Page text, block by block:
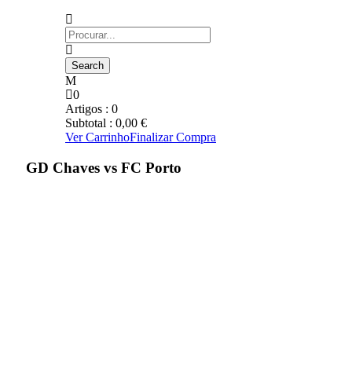
0
Artigos : 0
Subtotal : 0,00 €
Ver CarrinhoFinalizar Compra
GD Chaves vs FC Porto